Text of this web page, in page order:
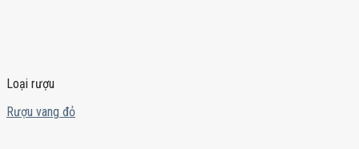
Loại rượu
Rượu vang đỏ